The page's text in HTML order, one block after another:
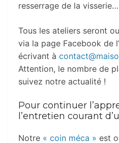
resserrage de la
Tous les ateliers seront
via la page Facebook de
écrivant à
Attention, le nombre de
suivez notre actualité !
Pour continuer
l’entretien courant
Notre « coin méca » est